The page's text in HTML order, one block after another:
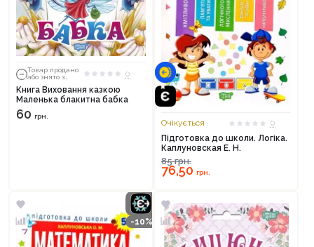
Товар продано
або знято з
0
Книга Виховання казкою
Маленька блакитна бабка
60 грн.
Очікується
0
Підготовка до школи. Логіка.
Каплуновская Е. Н.
85грн.
76,50 грн.
-10%